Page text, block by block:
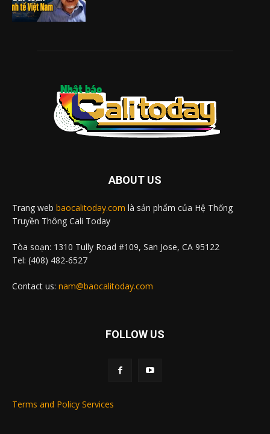
ABOUT US
Trang web baocalitoday.com là sản phẩm của Hệ Thống
Truyền Thông Cali Today
Tòa soạn: 1310 Tully Road #109, San Jose, CA 95122
Tel: (408) 482-6527
Contact us: nam@baocalitoday.com
FOLLOW US
Terms and Policy Services